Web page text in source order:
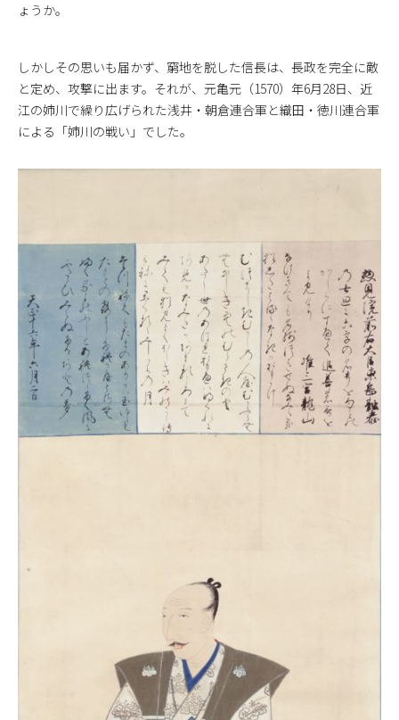
ょうか。
しかしその思いも届かず、窮地を脱した信長は、長政を完全に敵
と定め、攻撃に出ます。それが、元亀元（1570）年6月28日、近
江の姉川で繰り広げられた浅井・朝倉連合軍と織田・徳川連合軍
による「姉川の戦い」でした。